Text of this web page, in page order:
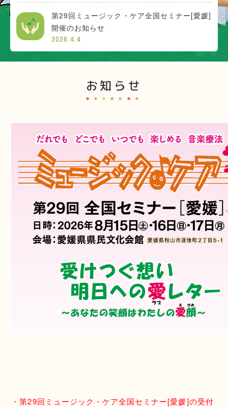
第29回ミュージック・ケア全国セミナー[愛媛]
開催のお知らせ
2026.4.4
お知らせ
・第29回ミュージック・ケア全国セミナー[愛媛]の受付